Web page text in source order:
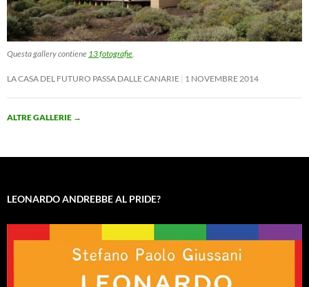
Questa gallery contiene 13 fotografie
LA CASA DEL FUTURO PASSA DALLE CANARIE 1 NOVEMBRE 2014
ALTRE GALLERIE →
LEONARDO ANDREBBE AL PRIDE?